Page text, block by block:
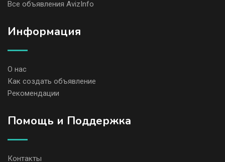
Все объявления AvizInfo
Информация
О нас
Как создать объявление
Рекомендации
Помощь и Поддержка
Контакты